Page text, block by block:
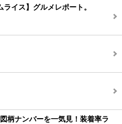
ライス】グルメレポート。
図柄ナンバーを一気見！装着率ラ